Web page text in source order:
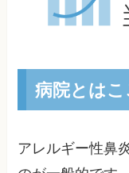
病院とは
アレルギー性鼻